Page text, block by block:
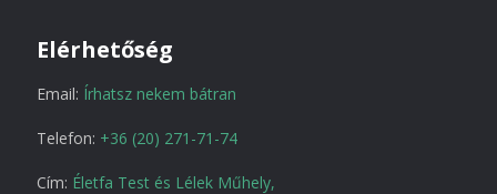
Elérhetőség
Email: Írhatsz nekem bátran
Telefon: +36 (20) 271-71-74
Cím: Életfa Test és Lélek Műhely,